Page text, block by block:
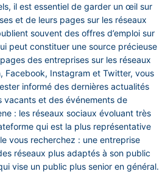
il est essentiel de garder un œil sur
et de leurs pages sur les réseaux
souvent des offres d’emploi sur
peut constituer une source précieuse
des entreprises sur les réseaux
Facebook, Instagram et Twitter, vous
informé des dernières actualités
vacants et des événements de
: les réseaux sociaux évoluant très
qui est la plus représentative
vous recherchez : une entreprise
réseaux plus adaptés à son public
vise un public plus senior en général.